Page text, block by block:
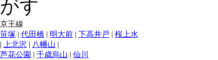
京王線
笹塚 | 代田橋 | 明大前 | 下高井戸 | 桜上水
|
上北沢 | 八幡山 |
芦花公園 | 千歳烏山 | 仙川